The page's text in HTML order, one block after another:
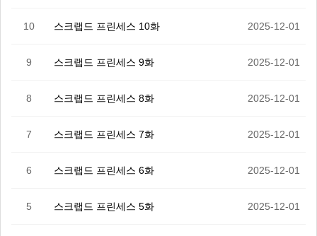
10 스크랩드 프린세스 10화 2025-12-01
9 스크랩드 프린세스 9화 2025-12-01
8 스크랩드 프린세스 8화 2025-12-01
7 스크랩드 프린세스 7화 2025-12-01
6 스크랩드 프린세스 6화 2025-12-01
5 스크랩드 프린세스 5화 2025-12-01